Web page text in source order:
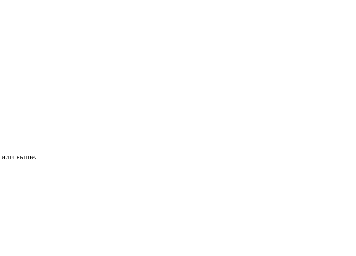
или выше.